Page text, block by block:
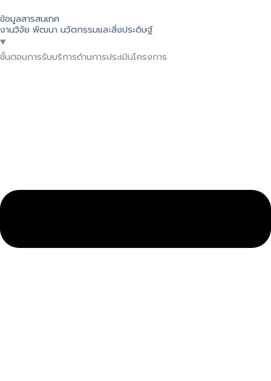
ข้อมูลสารสนเทศ
งานวิจัย พัฒนา นวัตกรรมและสิ่งประดิษฐ์
ขั้นตอนการรับบริการด้านการประเมินโครงการ